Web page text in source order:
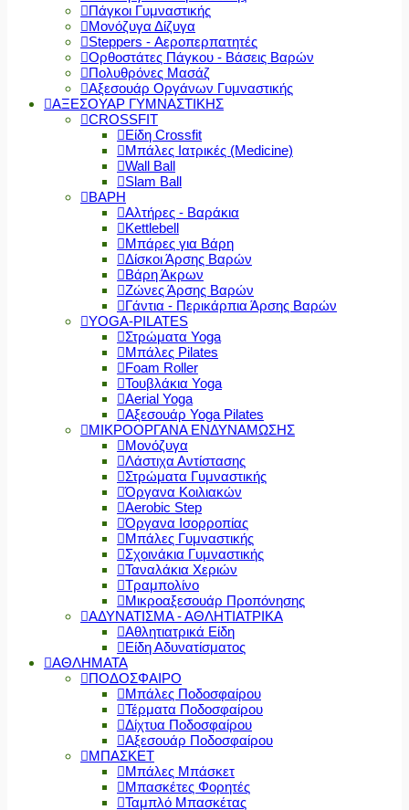
Πάγκοι Γυμναστικής
Μονόζυγα Δίζυγα
Steppers - Αεροπερπατητές
Ορθοστάτες Πάγκου - Βάσεις Βαρών
Πολυθρόνες Μασάζ
Αξεσουάρ Οργάνων Γυμναστικής
ΑΞΕΣΟΥΑΡ ΓΥΜΝΑΣΤΙΚΗΣ
CROSSFIT
Είδη Crossfit
Μπάλες Ιατρικές (Medicine)
Wall Ball
Slam Ball
ΒΑΡΗ
Αλτήρες - Βαράκια
Kettlebell
Μπάρες για Βάρη
Δίσκοι Άρσης Βαρών
Βάρη Άκρων
Ζώνες Άρσης Βαρών
Γάντια - Περικάρπια Άρσης Βαρών
YOGA-PILATES
Στρώματα Yoga
Μπάλες Pilates
Foam Roller
Τουβλάκια Yoga
Aerial Yoga
Αξεσουάρ Yoga Pilates
ΜΙΚΡΟΟΡΓΑΝΑ ΕΝΔΥΝΑΜΩΣΗΣ
Μονόζυγα
Λάστιχα Αντίστασης
Στρώματα Γυμναστικής
Όργανα Κοιλιακών
Aerobic Step
Όργανα Ισορροπίας
Μπάλες Γυμναστικής
Σχοινάκια Γυμναστικής
Ταναλάκια Χεριών
Τραμπολίνο
Μικροαξεσουάρ Προπόνησης
ΑΔΥΝΑΤΙΣΜΑ - ΑΘΛΗΤΙΑΤΡΙΚΑ
Αθλητιατρικά Είδη
Είδη Αδυνατίσματος
ΑΘΛΗΜΑΤΑ
ΠΟΔΟΣΦΑΙΡΟ
Μπάλες Ποδοσφαίρου
Τέρματα Ποδοσφαίρου
Δίχτυα Ποδοσφαίρου
Αξεσουάρ Ποδοσφαίρου
ΜΠΑΣΚΕΤ
Μπάλες Μπάσκετ
Μπασκέτες Φορητές
Ταμπλό Μπασκέτας